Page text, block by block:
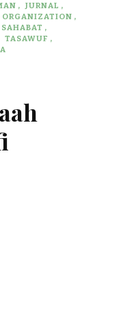
JURNAL
ORGANIZATION
SAHABAT
TASAWUF